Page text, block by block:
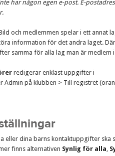
har någon egen e-post. E-
och medlemmen spelar i ett annat
information för det andra laget.
samma för alla lag man är medlem
redigerar enklast uppgifter i
Admin på klubben > Till registret
eller dina barns kontaktuppgifter ska
finns alternativen Synlig för alla,